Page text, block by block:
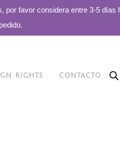
por favor considera entre 3-5 días
RIGHTS CONTACTO